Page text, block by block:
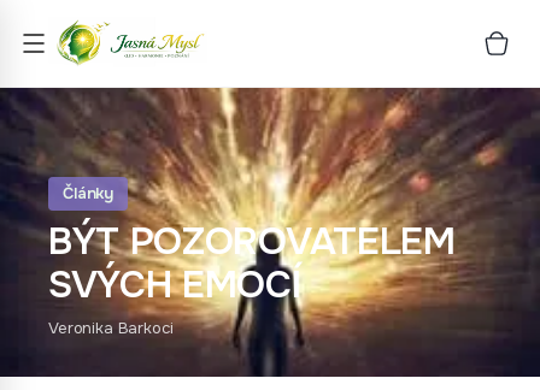
Články
BÝT POZOROVATELEM
SVÝCH EMOCÍ
Veronika Barkoci